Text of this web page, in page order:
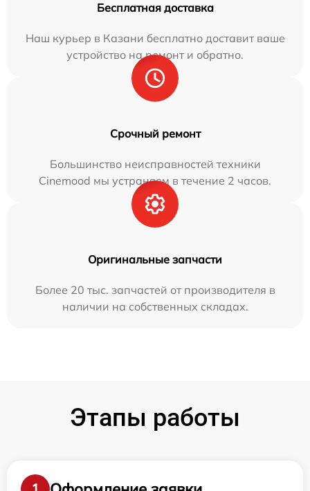
Бесплатная доставка
Наш курьер в Казани бесплатно доставит ваше
устройство на ремонт и обратно.
Срочный ремонт
Большинство неисправностей техники
Cinemood мы устраняем в течение 2 часов.
Оригинальные запчасти
Более 20 тыс. запчастей от производителя в
наличии на собственных складах.
Этапы работы